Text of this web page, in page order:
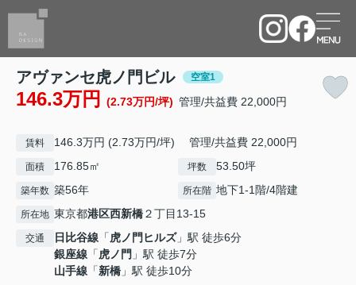
アヴァンセ虎ノ門ビル 空室1
146.3万円 (2.73万円/坪) 管理/共益費 22,000円
賃料 146.3万円 (2.73万円/坪) 管理/共益費 22,000円
面積 176.85㎡ 坪数 53.50坪
築年数 築56年 所在階 地下1-1階/4階建
所在地 東京都港区西新橋２丁目13-15
交通 日比谷線 「 虎ノ門ヒルズ」駅 徒歩6分
銀座線 「 虎ノ門 」駅 徒歩7分
山手線 「新橋 」駅 徒歩10分